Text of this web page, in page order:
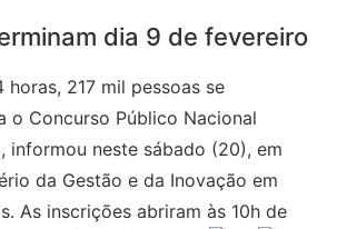
dia 9 de fevereiro
horas, 217 mil pessoas se
o Concurso Público Nacional
informou neste sábado (20), em
da Gestão e da Inovação em
As inscrições abriram às 10h de